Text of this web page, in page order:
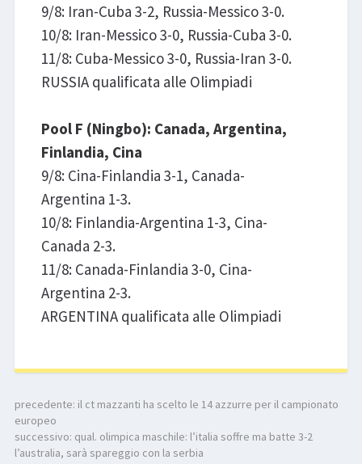
9/8: Iran-Cuba 3-2, Russia-Messico 3-0.
10/8: Iran-Messico 3-0, Russia-Cuba 3-0.
11/8: Cuba-Messico 3-0, Russia-Iran 3-0.
RUSSIA qualificata alle Olimpiadi
Pool F (Ningbo): Canada, Argentina,
Finlandia, Cina
9/8: Cina-Finlandia 3-1, Canada-
Argentina 1-3.
10/8: Finlandia-Argentina 1-3, Cina-
Canada 2-3.
11/8: Canada-Finlandia 3-0, Cina-
Argentina 2-3.
ARGENTINA qualificata alle Olimpiadi
precedente: il ct mazzanti ha scelto le 14 azzurre per il campionato
europeo
successivo: qual. olimpica maschile: l’italia soffre ma batte 3-2
l’australia, sarà spareggio con la serbia